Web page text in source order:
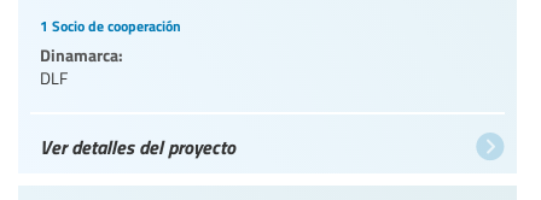
1 Socio de cooperación
Dinamarca:
DLF
Ver detalles del proyecto